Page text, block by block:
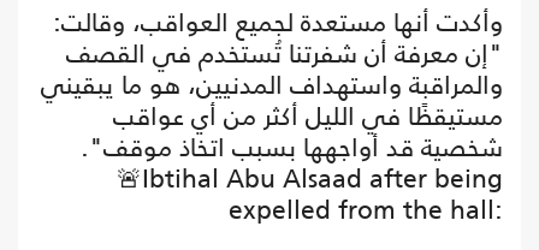
وأكدت أنها مستعدة لجميع العواقب، وقالت:
"إن معرفة أن شفرتنا تُستخدم في القصف
والمراقبة واستهداف المدنيين، هو ما يبقيني
مستيقظًا في الليل أكثر من أي عواقب
شخصية قد أواجهها بسبب اتخاذ موقف".
🚨Ibtihal Abu Alsaad after being
expelled from the hall: